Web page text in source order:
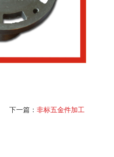
下一篇： 非标五金件加工